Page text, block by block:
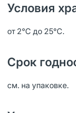
Условия
от 2℃ до 25℃.
Срок
см. на упаковке.